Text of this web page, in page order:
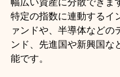
特定の指数に連動するイ
ァンドや、半導体などの
ンド、先進国や新興国な
能です。